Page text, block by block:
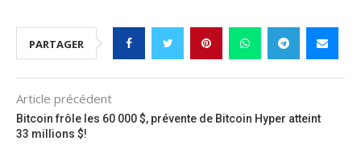
PARTAGER
Article précédent
Bitcoin frôle les 60 000 $, prévente de Bitcoin Hyper atteint
33 millions $!